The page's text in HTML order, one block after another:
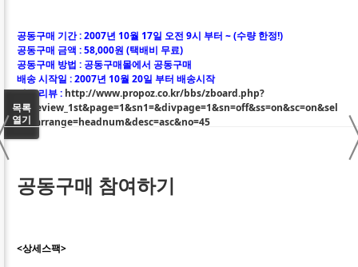
공동구매 기간 : 2007년 10월 17일 오전 9시 부터 ~ (수량 한정!)
공동구매 금액 : 58,000원 (택배비 무료)
공동구매 방법 : 공동구매몰에서 공동구매
배송 시작일 : 2007년 10월 20일 부터 배송시작
기존 리뷰 : http://www.propoz.co.kr/bbs/zboard.php?
id=review_1st&page=1&sn1=&divpage=1&sn=off&ss=on&sc=on&sel
ect_arrange=headnum&desc=asc&no=45
공동구매 참여하기
<상세스팩>
목록
열기